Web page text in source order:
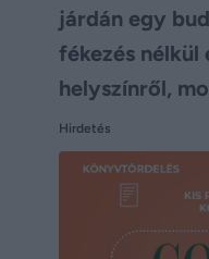
járdán egy
fékezés nélkül
helyszínről,
Hirdetés